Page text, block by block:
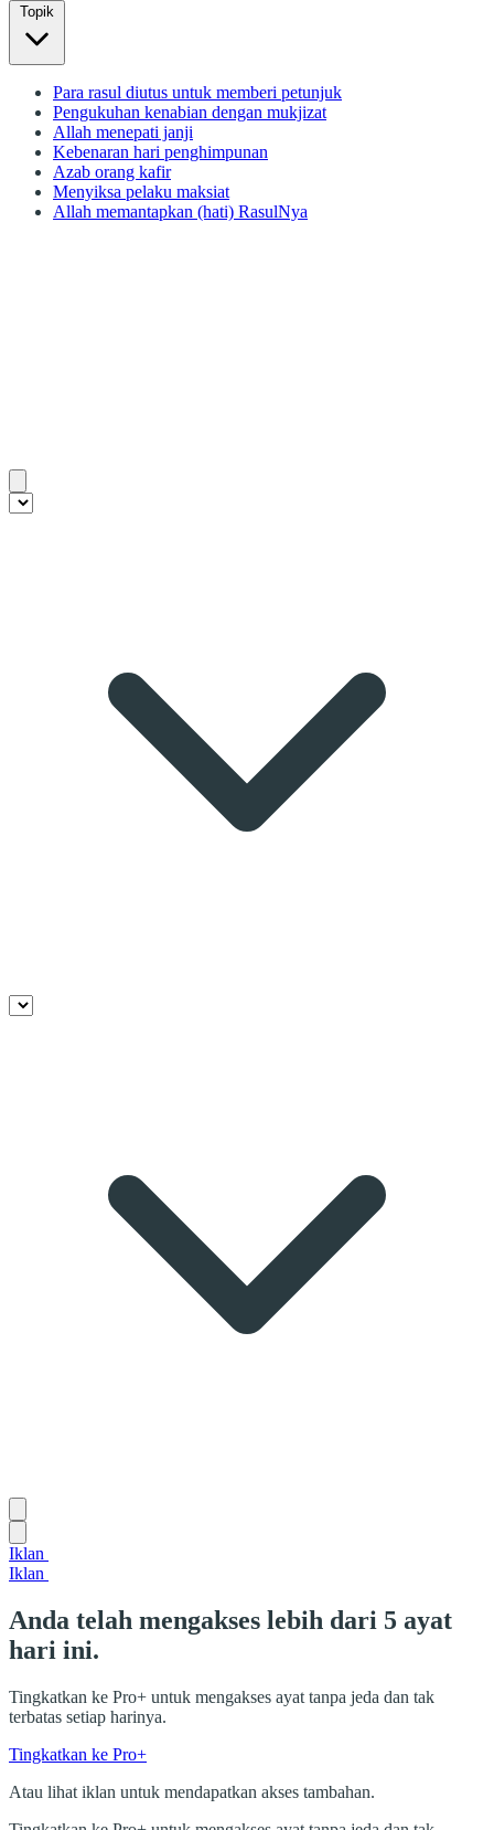
Topik
Para rasul diutus untuk memberi petunjuk
Pengukuhan kenabian dengan mukjizat
Allah menepati janji
Kebenaran hari penghimpunan
Azab orang kafir
Menyiksa pelaku maksiat
Allah memantapkan (hati) RasulNya
Iklan
Iklan
Anda telah mengakses lebih dari 5 ayat
hari ini.
Tingkatkan ke Pro+ untuk mengakses ayat tanpa jeda dan tak
terbatas setiap harinya.
Tingkatkan ke Pro+
Atau lihat iklan untuk mendapatkan akses tambahan.